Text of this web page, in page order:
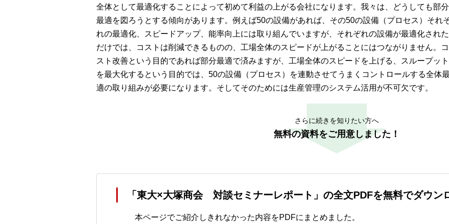
全体として最適化することによって初めて利益の上がる会社になります。我々は、どうしても部分
最適を図ろうとする傾向があります。例えば50の設備があれば、その50の設備（プロセス）それ
れの最適化、スピードアップ、能率向上には取り組んでいますが、それぞれの設備が最適化された
だけでは、コストは削減できるものの、工場全体のスピードが上がることにはつながりません。コ
スト改善という目的であれば部分最適で済みますが、工場全体のスピードを上げる、スループット
を最大化するという目的では、50の設備（プロセス）を連動させてうまくコントロールする全体
適の取り組みが必要になります。そしてそのためには生産管理のシステム活用が不可欠です。
さらに続きを知りたい方へ
無料の資料をご用意しました！
「東大×大塚商会 対談セミナーレポート」の全文PDFを無料でダウン
本ページでご紹介しきれなかった内容をPDFにまとめました。